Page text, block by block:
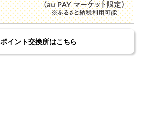
ポイント交換所はこちら